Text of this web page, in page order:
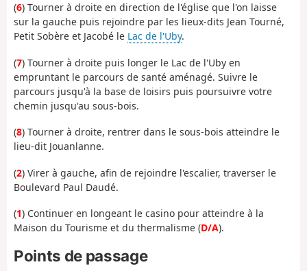
(6) Tourner à droite en direction de l'église que l'on laisse
sur la gauche puis rejoindre par les lieux-dits Jean Tourné,
Petit Sobère et Jacobé le Lac de l'Uby.
(7) Tourner à droite puis longer le Lac de l'Uby en
empruntant le parcours de santé aménagé. Suivre le
parcours jusqu'à la base de loisirs puis poursuivre votre
chemin jusqu'au sous-bois.
(8) Tourner à droite, rentrer dans le sous-bois atteindre le
lieu-dit Jouanlanne.
(2) Virer à gauche, afin de rejoindre l'escalier, traverser le
Boulevard Paul Daudé.
(1) Continuer en longeant le casino pour atteindre à la
Maison du Tourisme et du thermalisme (D/A).
Points de passage